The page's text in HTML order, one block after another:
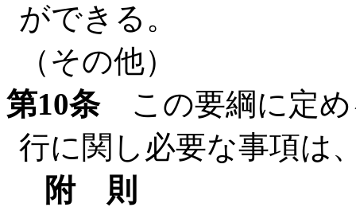
ができる。
（その他）
第10条この要綱に定め
行に関し必要な事項は
附 則